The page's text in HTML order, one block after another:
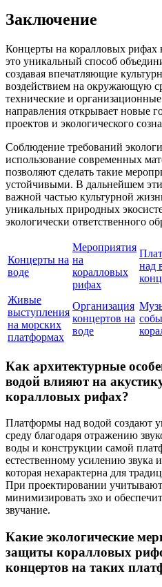
Заключение
Концерты на коралловых
это уникальный способ
создавая впечатляющие
воздействием на окружающую
технические и
направления открывает новые
проектов и экологического
Соблюдение требований
использование современных
позволяют сделать такие
устойчивыми. В дальнейшем
важной частью культурной
уникальных природных
экологически ответственного
Концерты на
воде
Мероприятия
на
коралловых
рифах
над
Живые
выступления
на морских
платформах
Организация
концертов на
воде
Как архитектурные
водой влияют на
коралловых рифах?
Платформы над водой создают
среду благодаря отражению
воды и конструкции самой
естественному усилению звука
которая нехарактерна для
При проектировании
минимизировать эхо и
звучание.
Какие экологические
защиты коралловых
концертов на таких